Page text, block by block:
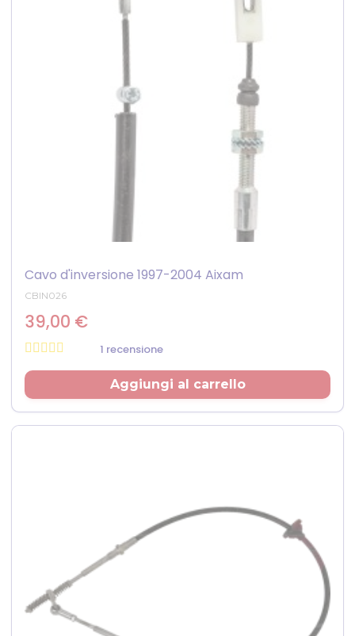
Cavo d'inversione 1997-2004 Aixam
CBIN026
39,00 €
1 recensione
Prezzo
Aggiungi al carrello